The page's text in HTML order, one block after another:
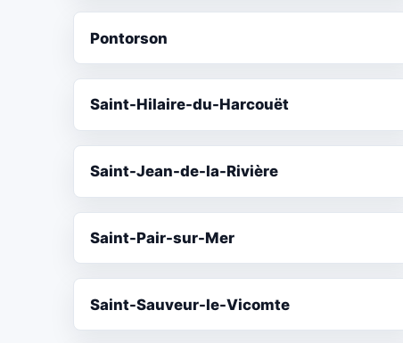
Pontorson
Saint-Hilaire-du-Harcouët
Saint-Jean-de-la-Rivière
Saint-Pair-sur-Mer
Saint-Sauveur-le-Vicomte